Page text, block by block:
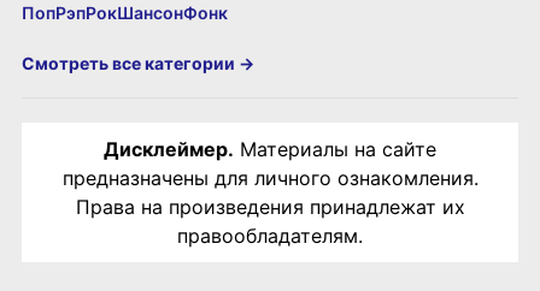
ПопРэпРокШансонФонк
Смотреть все категории →
Дисклеймер. Материалы на сайте
предназначены для личного ознакомления.
Права на произведения принадлежат их
правообладателям.